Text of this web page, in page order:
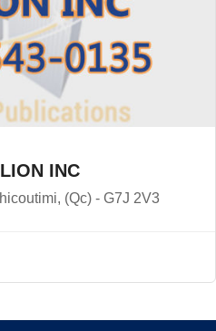
INC
(Qc) - G7J 2V3